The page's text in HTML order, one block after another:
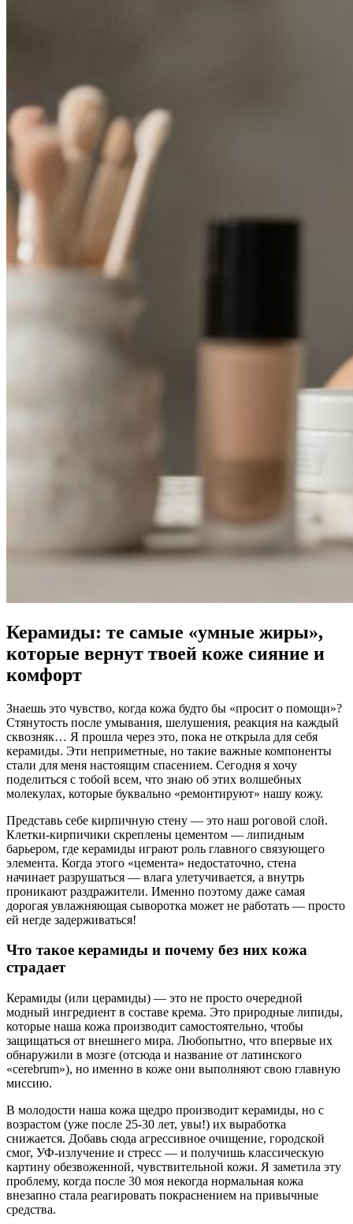
Керамиды: те самые «умные жиры»,
которые вернут твоей коже сияние и
комфорт
Знаешь это чувство, когда кожа будто бы «просит о помощи»?
Стянутость после умывания, шелушения, реакция на каждый
сквозняк… Я прошла через это, пока не открыла для себя
керамиды. Эти неприметные, но такие важные компоненты
стали для меня настоящим спасением. Сегодня я хочу
поделиться с тобой всем, что знаю об этих волшебных
молекулах, которые буквально «ремонтируют» нашу кожу.
Представь себе кирпичную стену — это наш роговой слой.
Клетки-кирпичики скреплены цементом — липидным
барьером, где керамиды играют роль главного связующего
элемента. Когда этого «цемента» недостаточно, стена
начинает разрушаться — влага улетучивается, а внутрь
проникают раздражители. Именно поэтому даже самая
дорогая увлажняющая сыворотка может не работать — просто
ей негде задерживаться!
Что такое керамиды и почему без них кожа
страдает
Керамиды (или церамиды) — это не просто очередной
модный ингредиент в составе крема. Это природные липиды,
которые наша кожа производит самостоятельно, чтобы
защищаться от внешнего мира. Любопытно, что впервые их
обнаружили в мозге (отсюда и название от латинского
«cerebrum»), но именно в коже они выполняют свою главную
миссию.
В молодости наша кожа щедро производит керамиды, но с
возрастом (уже после 25-30 лет, увы!) их выработка
снижается. Добавь сюда агрессивное очищение, городской
смог, УФ-излучение и стресс — и получишь классическую
картину обезвоженной, чувствительной кожи. Я заметила эту
проблему, когда после 30 моя некогда нормальная кожа
внезапно стала реагировать покраснением на привычные
средства.